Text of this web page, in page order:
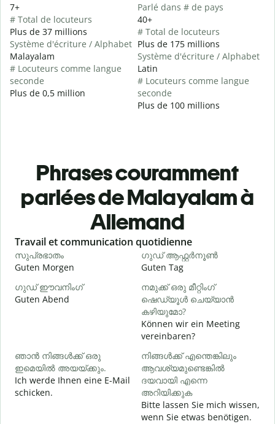
7+
# Total de locuteurs
Plus de 37 millions
Système d'écriture / Alphabet
Malayalam
# Locuteurs comme langue
seconde
Plus de 0,5 million
Parlé dans # de pays
40+
# Total de locuteurs
Plus de 175 millions
Système d'écriture / Alphabet
Latin
# Locuteurs comme langue
seconde
Plus de 100 millions
Phrases couramment
parlées de Malayalam à
Allemand
Slide 1 of 6
Travail et communication quotidienne
സുപ്രഭാതം
Guten Morgen
ഗുഡ് ആഫ്റ്റർനൂൺ
Guten Tag
ഗുഡ് ഈവനിംഗ്
Guten Abend
നമുക്ക് ഒരു മീറ്റിംഗ്
ഷെഡ്യൂൾ ചെയ്യാൻ
കഴിയുമോ?
Können wir ein Meeting
vereinbaren?
ഞാൻ നിങ്ങൾക്ക് ഒരു
ഇമെയിൽ അയയ്ക്കും.
Ich werde Ihnen eine E-Mail
schicken.
നിങ്ങൾക്ക് എന്തെങ്കിലും
ആവശ്യമുണ്ടെങ്കിൽ
ദയവായി എന്നെ
അറിയിക്കുക
Bitte lassen Sie mich wissen,
wenn Sie etwas benötigen.